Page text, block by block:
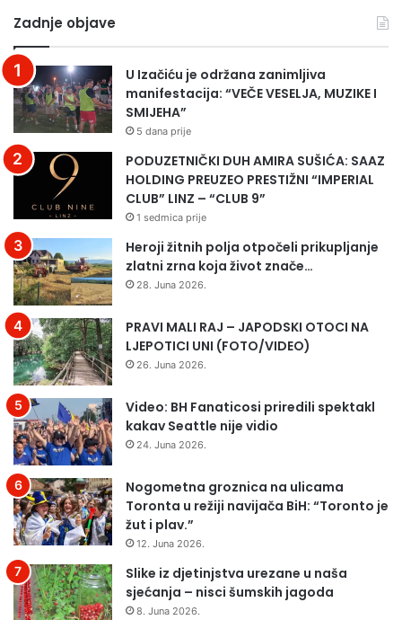
Zadnje objave
U Izačiću je održana zanimljiva
manifestacija: “VEČE VESELJA, MUZIKE I
SMIJEHA”
5 dana prije
PODUZETNIČKI DUH AMIRA SUŠIĆA: SAAZ
HOLDING PREUZEO PRESTIŽNI “IMPERIAL
CLUB” LINZ – “CLUB 9”
1 sedmica prije
Heroji žitnih polja otpočeli prikupljanje
zlatni zrna koja život znače…
28. Juna 2026.
PRAVI MALI RAJ – JAPODSKI OTOCI NA
LJEPOTICI UNI (FOTO/VIDEO)
26. Juna 2026.
Video: BH Fanaticosi priredili spektakl
kakav Seattle nije vidio
24. Juna 2026.
Nogometna groznica na ulicama
Toronta u režiji navijača BiH: “Toronto je
žut i plav.”
12. Juna 2026.
Slike iz djetinjstva urezane u naša
sjećanja – nisci šumskih jagoda
8. Juna 2026.